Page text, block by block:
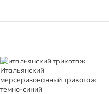
Итальянский
мерсеризованный трикотаж
темно-синий